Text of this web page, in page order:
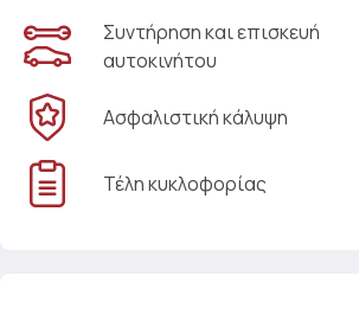
Συντήρηση και επισκευή
αυτοκινήτου
Ασφαλιστική κάλυψη
Τέλη κυκλοφορίας